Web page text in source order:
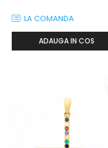
LA COMANDA
ADAUGA IN COS